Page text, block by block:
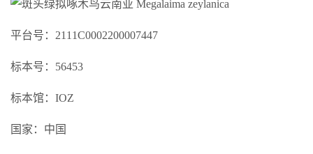
平台号：2111C0002200007447
标本号：56453
标本馆：IOZ
国家：中国